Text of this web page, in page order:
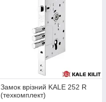
Замок врізний KALE 252 R
(техкомплект)